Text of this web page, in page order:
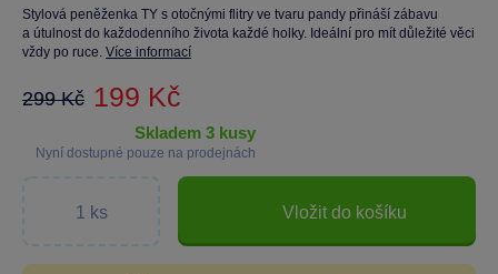
Stylová peněženka TY s otočnými flitry ve tvaru pandy přináší zábavu
a útulnost do každodenního života každé holky. Ideální pro mít důležité věci
vždy po ruce. Více informací
299 Kč 199 Kč
skladem 3 kusy
Nyní dostupné pouze na prodejnách
Vložit do košíku